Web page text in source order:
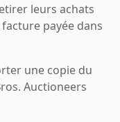
leurs achats
payée dans
une copie du
Auctioneers